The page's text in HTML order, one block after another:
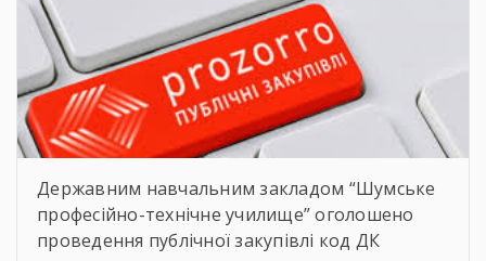
Державним навчальним закладом “Шумське
професійно-технічне училище” оголошено
проведення публічної закупівлі код ДК